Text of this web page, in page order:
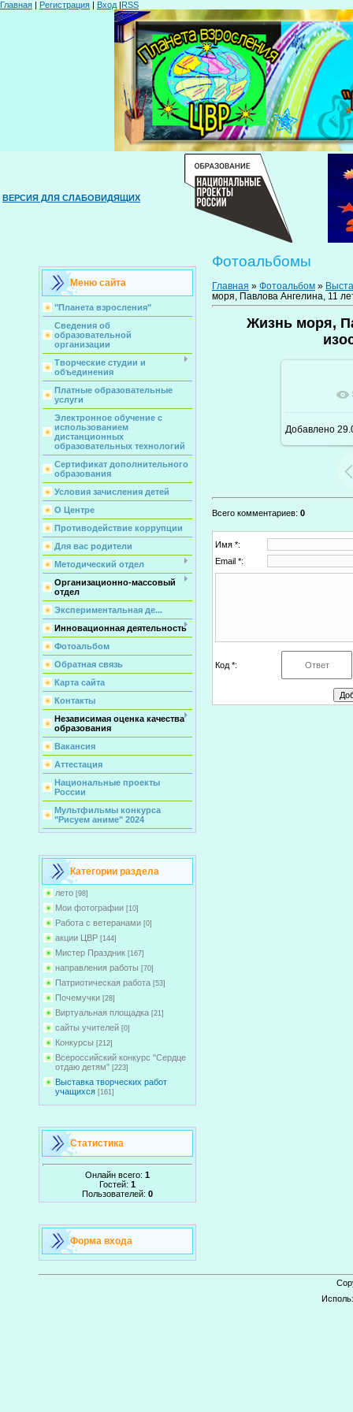
Главная | Регистрация | Вход |RSS
ВЕРСИЯ ДЛЯ СЛАБОВИДЯЩИХ
Меню сайта
"Планета взросления"
Сведения об
образовательной
организации
Творческие студии и
объединения
Платные образовательные
услуги
Электронное обучение с
использованием
дистанционных
образовательных технологий
Сертификат дополнительного
образования
Условия зачисления детей
О Центре
Противодействие коррупции
Для вас родители
Методический отдел
Организационно-массовый
отдел
Экспериментальная де...
Инновационная деятельность
Фотоальбом
Обратная связь
Карта сайта
Контакты
Независимая оценка качества
образования
Вакансия
Аттестация
Национальные проекты
России
Мультфильмы конкурса
"Рисуем аниме" 2024
Категории раздела
лето [98]
Мои фотографии [10]
Работа с ветеранами [0]
акции ЦВР [144]
Мистер Праздник [167]
направления работы [70]
Патриотическая работа [53]
Почемучки [28]
Виртуальная площадка [21]
сайты учителей [0]
Конкурсы [212]
Всероссийский конкурс "Сердце
отдаю детям" [223]
Выставка творческих работ
учащихся [161]
Статистика
Онлайн всего: 1
Гостей: 1
Пользователей: 0
Форма входа
Фотоальбомы
Главная » Фотоальбом »
моря, Павлова Ангелина, 11
Жизнь моря,
В
Добавлено
Всего комментариев: 0
Имя *:
Email *:
Код *: